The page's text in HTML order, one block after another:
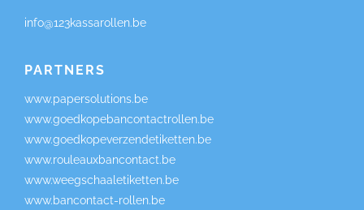
info@123kassarollen.be
PARTNERS
www.papersolutions.be
www.goedkopebancontactrollen.be
www.goedkopeverzendetiketten.be
www.rouleauxbancontact.be
www.weegschaaletiketten.be
www.bancontact-rollen.be